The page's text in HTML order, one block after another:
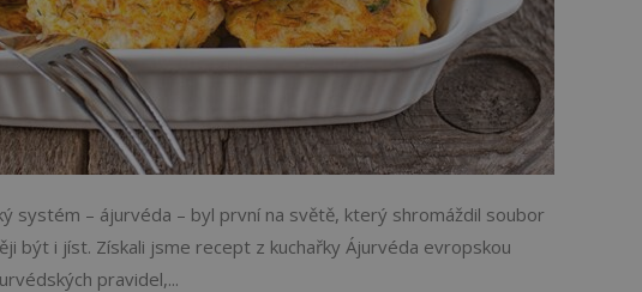
systém – ájurvéda – byl první na světě, který shromáždil soubor
být i jíst. Získali jsme recept z kuchařky Ájurvéda evropskou
pravidel,...